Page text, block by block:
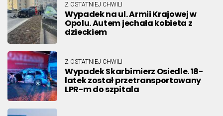
Z OSTATNIEJ CHWILI
Wypadek na ul. Armii Krajowej w
Opolu. Autem jechała kobieta z
dzieckiem
Z OSTATNIEJ CHWILI
Wypadek Skarbimierz Osiedle. 18-
latek został przetransportowany
LPR-m do szpitala